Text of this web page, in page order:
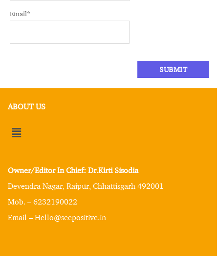
Email*
ABOUT US
Owner/Editor In Chief: Dr.Kirti Sisodia
Devendra Nagar, Raipur, Chhattisgarh 492001
Mob. – 6232190022
Email – Hello@seepositive.in